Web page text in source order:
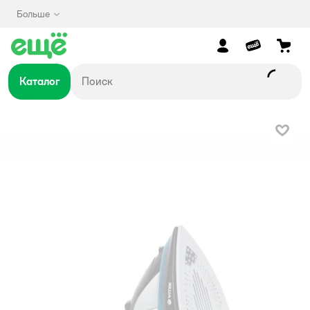
Больше
Каталог
В